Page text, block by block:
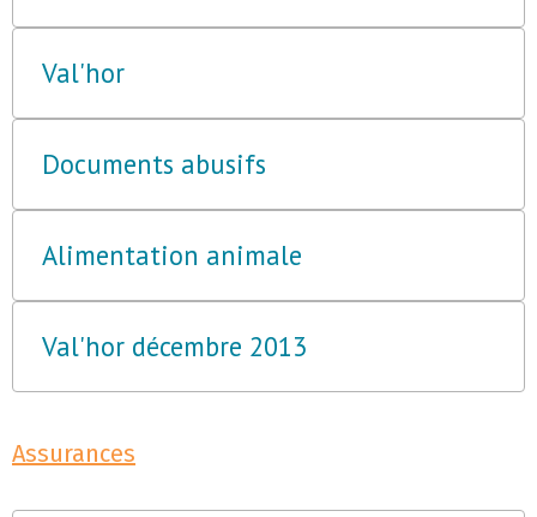
Val'hor
Documents abusifs
Alimentation animale
Val'hor décembre 2013
Assurances